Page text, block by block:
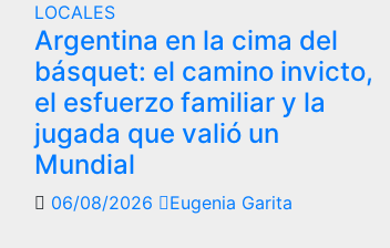
LOCALES
Argentina en la cima del
básquet: el camino invicto,
el esfuerzo familiar y la
jugada que valió un
Mundial
06/08/2026 Eugenia Garita